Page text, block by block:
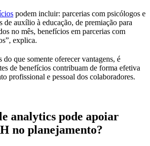
podem incluir: parcerias com psicólogos e
de auxílio à educação, de premiação para
no mês, benefícios em parcerias com
explica.
do que somente oferecer vantagens, é
de benefícios contribuam de forma efetiva
profissional e pessoal dos colaboradores.
analytics pode apoiar
no planejamento?